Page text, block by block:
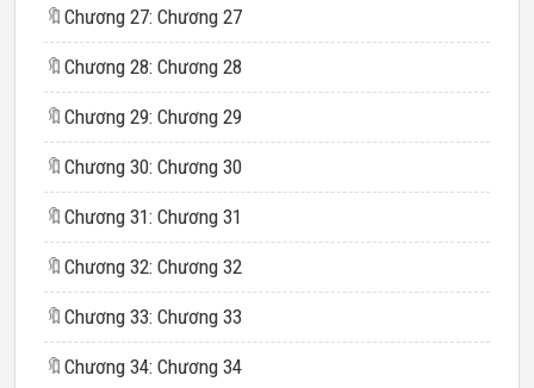
🔖 Chương 27: Chương 27
🔖 Chương 28: Chương 28
🔖 Chương 29: Chương 29
🔖 Chương 30: Chương 30
🔖 Chương 31: Chương 31
🔖 Chương 32: Chương 32
🔖 Chương 33: Chương 33
🔖 Chương 34: Chương 34